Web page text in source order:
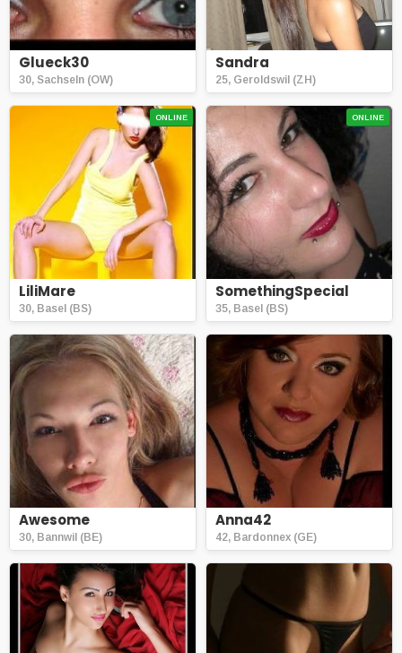
Glueck30
30, Sachseln (OW)
Sandra
25, Geroldswil (ZH)
ONLINE
LiliMare
30, Basel (BS)
ONLINE
SomethingSpecial
35, Basel (BS)
Awesome
30, Bannwil (BE)
Anna42
42, Bardonnex (GE)